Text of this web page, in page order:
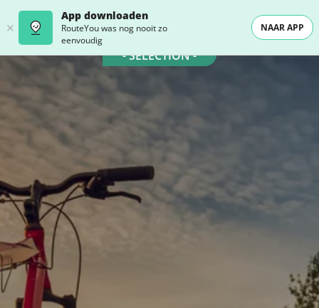
App downloaden
RouteYou was nog nooit zo
eenvoudig
NAAR APP
- SELECTION -